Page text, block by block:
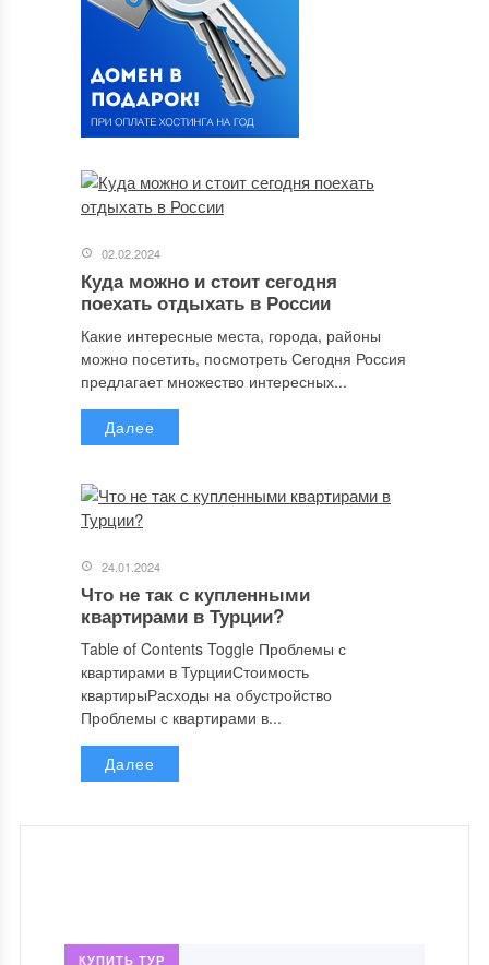
02.02.2024
Куда можно и стоит сегодня
поехать отдыхать в России
Какие интересные места, города, районы
можно посетить, посмотреть Сегодня Россия
предлагает множество интересных...
Далее
24.01.2024
Что не так с купленными
квартирами в Турции?
Table of Contents Toggle Проблемы с
квартирами в ТурцииСтоимость
квартирыРасходы на обустройство
Проблемы с квартирами в...
Далее
КУПИТЬ ТУР